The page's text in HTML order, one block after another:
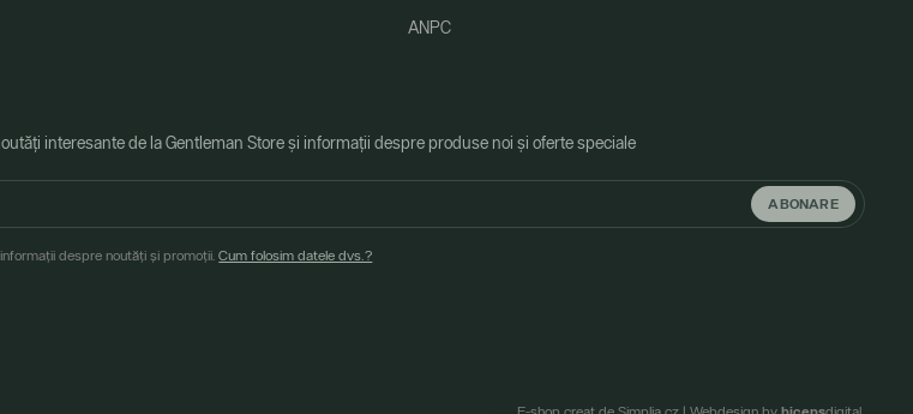
ANPC
interesante de la Gentleman Store și informații despre produse noi și oferte speciale
ABONARE
despre noutăți și promoții.Cum folosim datele dvs.?
biceps